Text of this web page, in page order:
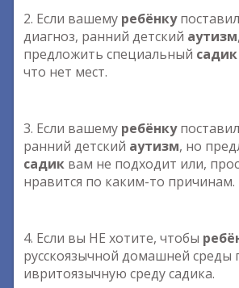
2. Если вашему ребёнку
диагноз, ранний детский аутизм
предложить специальный садик
что нет мест.
3. Если вашему ребёнку
ранний детский аутизм, но
садик вам не подходит или,
нравится по каким-то причинам.
4. Если вы НЕ хотите, чтобы
русскоязычной домашней среды
ивритоязычную среду садика.